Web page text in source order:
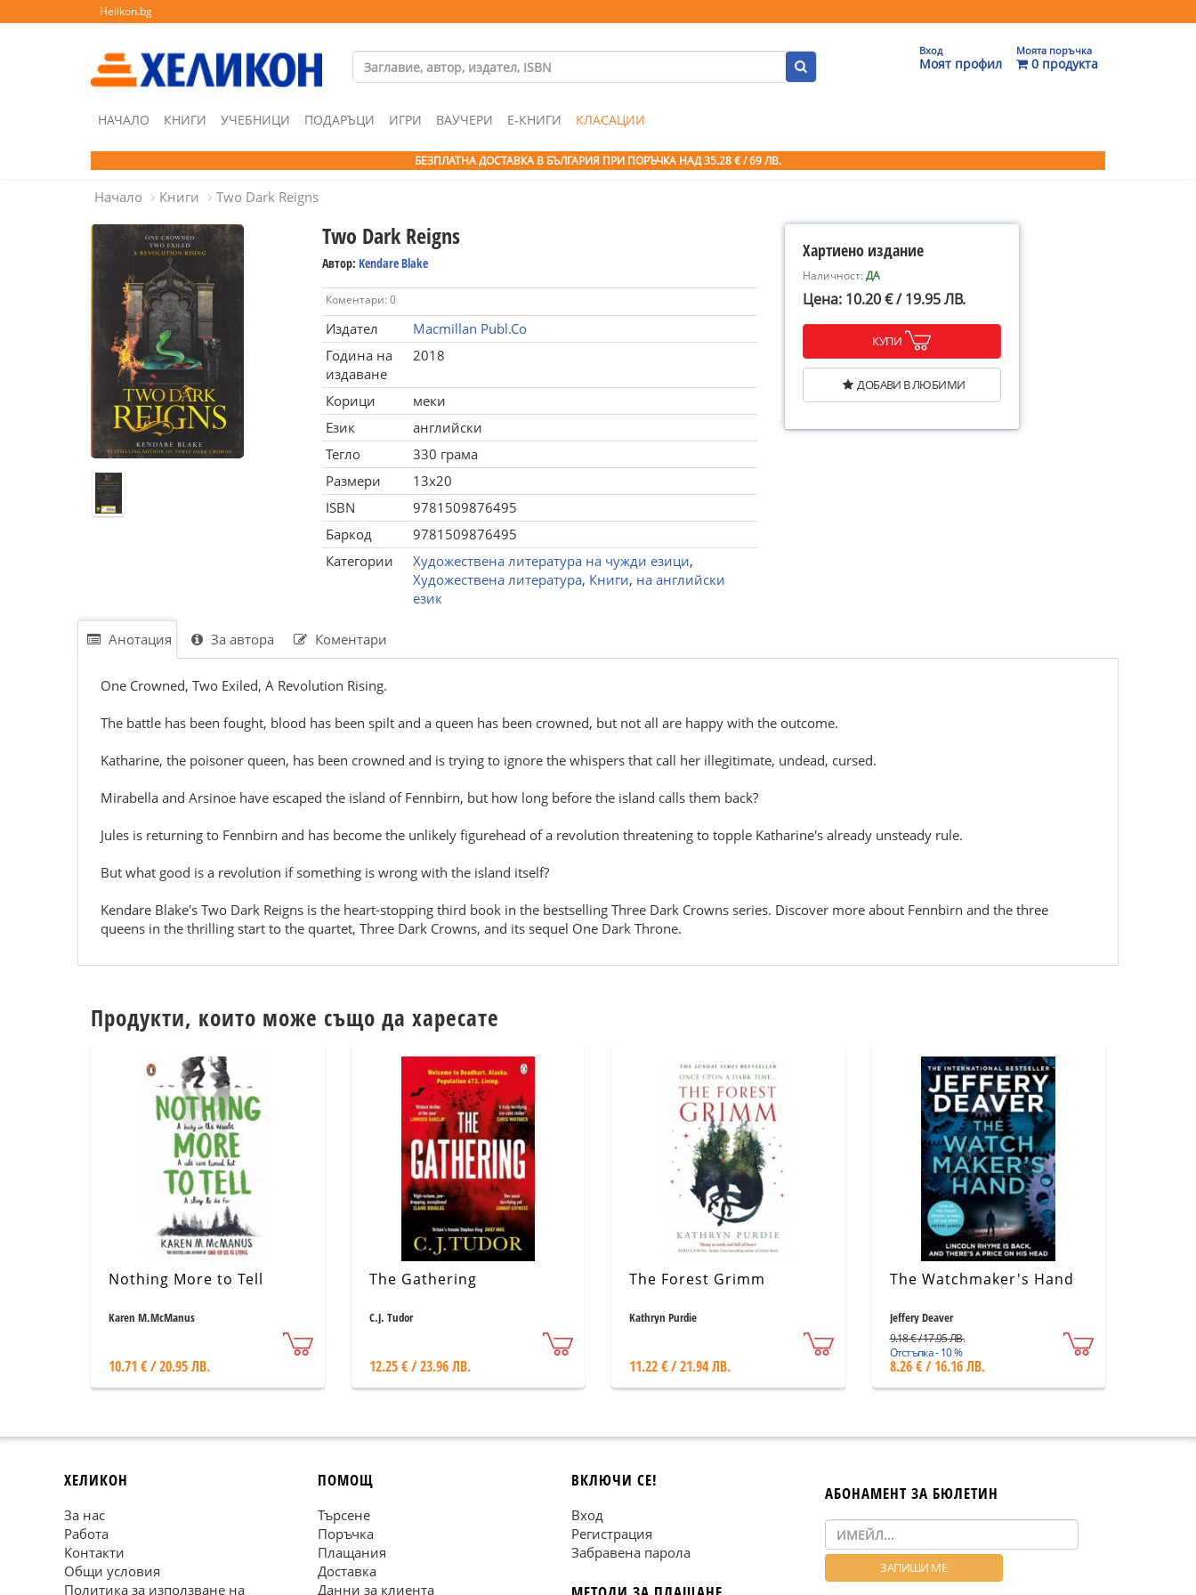
Helikon.bg
Вход
Моят профил
Моята поръчка
0 продукта
НАЧАЛО КНИГИ УЧЕБНИЦИ ПОДАРЪЦИ ИГРИ ВАУЧЕРИ Е-КНИГИ КЛАСАЦИИ
БЕЗПЛАТНА ДОСТАВКА В БЪЛГАРИЯ ПРИ ПОРЪЧКА НАД 35.28 € / 69 ЛВ.
Начало Книги Two Dark Reigns
Two Dark Reigns
Автор: Kendare Blake
Коментари: 0
Издател
Macmillan Publ.Co
Година на
издаване
2018
Корици
меки
Език
английски
Тегло
330 грама
Размери
13x20
ISBN
9781509876495
Баркод
9781509876495
Категории
Художествена литература на чужди езици,
Художествена литература, Книги, на английски
език
Хартиено издание
Наличност:ДА
Цена: 10.20 € / 19.95 ЛВ.
КУПИ
ДОБАВИ В ЛЮБИМИ
Анотация За автора Коментари
One Crowned, Two Exiled, A Revolution Rising.
The battle has been fought, blood has been spilt and a queen has been crowned, but not all are happy with the outcome.
Katharine, the poisoner queen, has been crowned and is trying to ignore the whispers that call her illegitimate, undead, cursed.
Mirabella and Arsinoe have escaped the island of Fennbirn, but how long before the island calls them back?
Jules is returning to Fennbirn and has become the unlikely figurehead of a revolution threatening to topple Katharine's already unsteady rule.
But what good is a revolution if something is wrong with the island itself?
Kendare Blake's Two Dark Reigns is the heart-stopping third book in the bestselling Three Dark Crowns series. Discover more about Fennbirn and the three
queens in the thrilling start to the quartet, Three Dark Crowns, and its sequel One Dark Throne.
Продукти, които може също да харесате
Nothing More to Tell
Karen M.McManus
10.71 € / 20.95 ЛВ.
The Gathering
C.J. Tudor
12.25 € / 23.96 ЛВ.
The Forest Grimm
Kathryn Purdie
11.22 € / 21.94 ЛВ.
The Watchmaker's Hand
Jeffery Deaver
9.18 € / 17.95 ЛВ.
Отстъпка - 10 %
8.26 € / 16.16 ЛВ.
ХЕЛИКОН
За нас
Работа
Контакти
Общи условия
Политика за използване на
ПОМОЩ
Търсене
Поръчка
Плащания
Доставка
Данни за клиента
ВКЛЮЧИ СЕ!
Вход
Регистрация
Забравена парола
АБОНАМЕНТ ЗА БЮЛЕТИН